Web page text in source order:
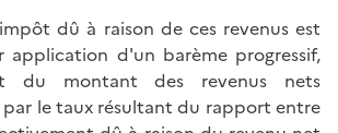
dû à raison de ces revenus est
application d'un barème progressif,
du montant des revenus nets
par le taux résultant du rapport entre